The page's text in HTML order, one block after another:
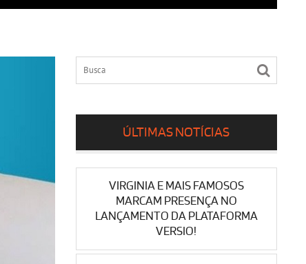
ÚLTIMAS NOTÍCIAS
VIRGINIA E MAIS FAMOSOS
MARCAM PRESENÇA NO
LANÇAMENTO DA PLATAFORMA
VERSIO!